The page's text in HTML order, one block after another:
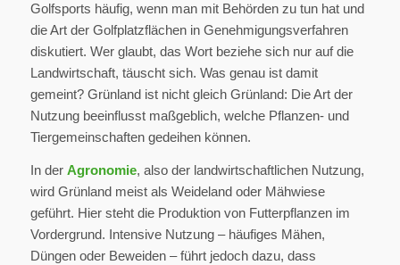
Golfsports häufig, wenn man mit Behörden zu tun hat und
die Art der Golfplatzflächen in Genehmigungsverfahren
diskutiert. Wer glaubt, das Wort beziehe sich nur auf die
Landwirtschaft, täuscht sich. Was genau ist damit
gemeint? Grünland ist nicht gleich Grünland: Die Art der
Nutzung beeinflusst maßgeblich, welche Pflanzen- und
Tiergemeinschaften gedeihen können.
In der Agronomie, also der landwirtschaftlichen Nutzung,
wird Grünland meist als Weideland oder Mähwiese
geführt. Hier steht die Produktion von Futterpflanzen im
Vordergrund. Intensive Nutzung – häufiges Mähen,
Düngen oder Beweiden – führt jedoch dazu, dass